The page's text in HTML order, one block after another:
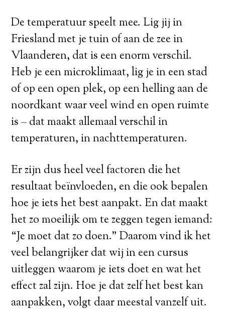
De temperatuur speelt mee. Lig jij in
Friesland met je tuin of aan de zee in
Vlaanderen, dat is een enorm verschil.
Heb je een microklimaat, lig je in een stad
of op een open plek, op een helling aan de
noordkant waar veel wind en open ruimte
is – dat maakt allemaal verschil in
temperaturen, in nachttemperaturen.
Er zijn dus heel veel factoren die het
resultaat beïnvloeden, en die ook bepalen
hoe je iets het best aanpakt. En dat maakt
het zo moeilijk om te zeggen tegen iemand:
“Je moet dat zo doen.” Daarom vind ik het
veel belangrijker dat wij in een cursus
uitleggen waarom je iets doet en wat het
effect zal zijn. Hoe je dat zelf het best kan
aanpakken, volgt daar meestal vanzelf uit.